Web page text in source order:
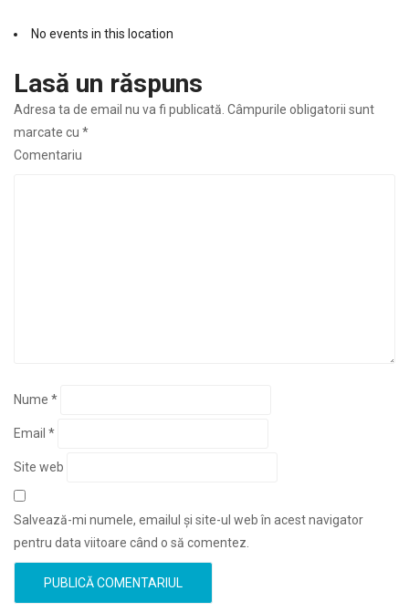
No events in this location
Lasă un răspuns
Adresa ta de email nu va fi publicată. Câmpurile obligatorii sunt
marcate cu *
Comentariu
Nume *
Email *
Site web
Salvează-mi numele, emailul și site-ul web în acest navigator
pentru data viitoare când o să comentez.